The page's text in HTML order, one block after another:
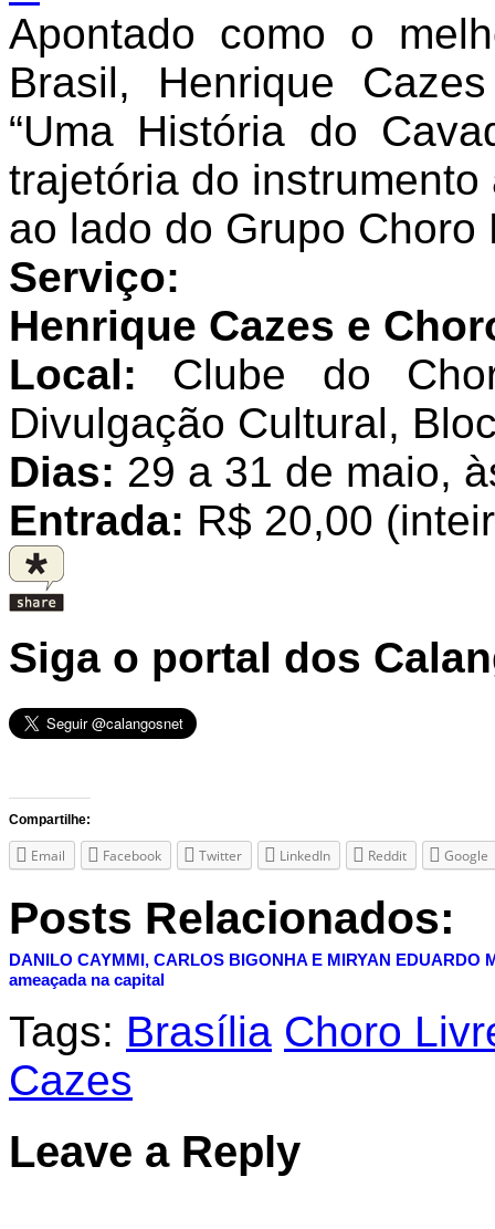
Apontado como o
Brasil, Henrique
“Uma História do
trajetória do
ao lado do Grupo Choro
Serviço:
Henrique Cazes e
Local: Clube do
Divulgação Cultural,
Dias: 29 a 31 de maio,
Entrada: R$ 20,00
Siga o portal dos
Compartilhe:
Email Facebook Twitter LinkedIn Reddit Google
Posts Relacionados:
DANILO CAYMMI, CARLOS BIGONHA E MIRYAN EDUARDO
ameaçada na capital
Tags: Brasília Choro
Cazes
Leave a Reply